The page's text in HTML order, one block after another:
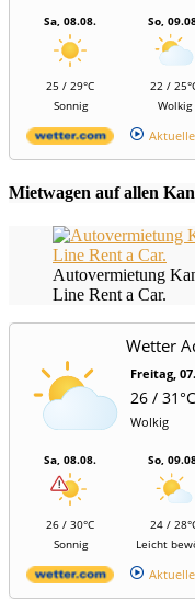
Sa, 08.08.
25 / 29°C
Sonnig
So,
22 /
Wolkig
Mietwagen auf allen
Autovermietung
Line Rent a Car.
Wetter
Freitag,
26 / 31°C
Wolkig
Sa, 08.08.
26 / 30°C
Sonnig
So,
24 /
Leicht